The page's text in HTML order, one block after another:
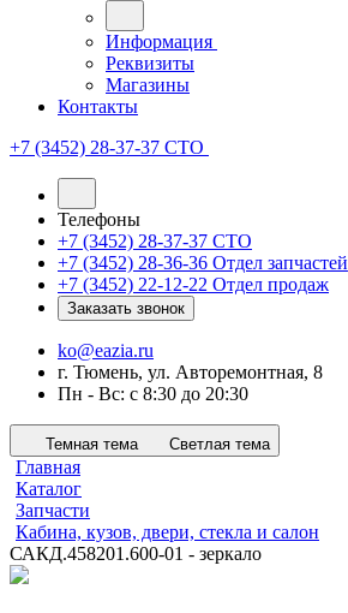
Информация
Реквизиты
Магазины
Контакты
+7 (3452) 28-37-37 СТО
Телефоны
+7 (3452) 28-37-37 СТО
+7 (3452) 28-36-36 Отдел запчастей
+7 (3452) 22-12-22 Отдел продаж
Заказать звонок
ko@eazia.ru
г. Тюмень, ул. Авторемонтная, 8
Пн - Вс: с 8:30 до 20:30
Темная тема Светлая тема
Главная
Каталог
Запчасти
Кабина, кузов, двери, стекла и салон
САКД.458201.600-01 - зеркало